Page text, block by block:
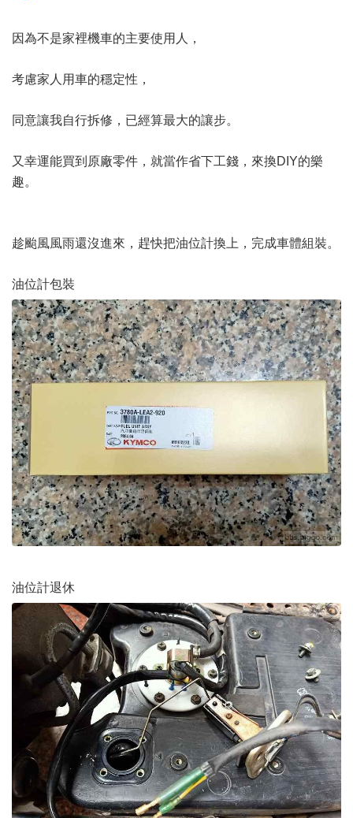
因為不是家裡機車的主要使用人，
考慮家人用車的穩定性，
同意讓我自行拆修，已經算最大的讓步。
又幸運能買到原廠零件，就當作省下工錢，來換DIY的樂
趣。
趁颱風風雨還沒進來，趕快把油位計換上，完成車體組裝。
油位計包裝
油位計退休